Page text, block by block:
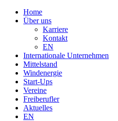
Home
Über uns
Karriere
Kontakt
EN
Internationale Unternehmen
Mittelstand
Windenergie
Start-Ups
Vereine
Freiberufler
Aktuelles
EN